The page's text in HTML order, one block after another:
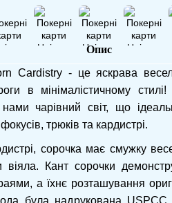
Опис
Cardistry - це яскрава
в мінімалістичному стилі!
чарівний світ, що
трюків та кардистрі.
сорочка має смужку
віяла. Кант сорочки
а їхнє розташування
була надрукована